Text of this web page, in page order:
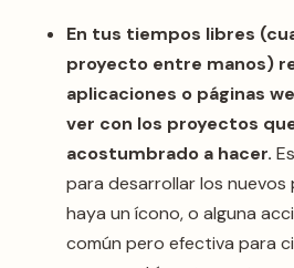
En tus tiempos libres
proyecto entre manos)
aplicaciones o páginas
ver con los proyectos
acostumbrado a hacer.
para desarrollar los nuevos
haya un ícono, o alguna
común pero efectiva para